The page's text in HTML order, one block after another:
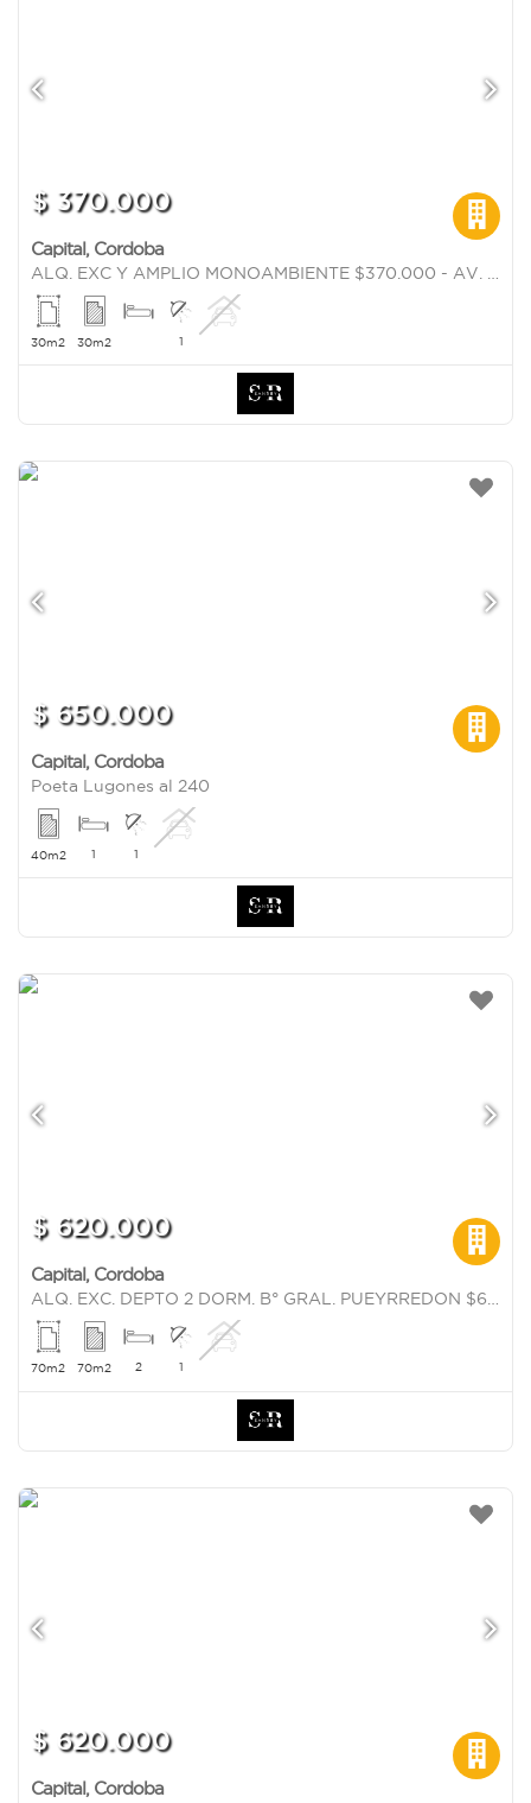
$ 370.000
Capital, Cordoba
30m2 30m2 1
$ 650.000
Capital, Cordoba
Poeta Lugones al 240
40m2 1 1
$ 620.000
Capital, Cordoba
ALQ. EXC. DEPTO 2 DORM. B° GRAL. PUEYRREDON $620.000!!!
70m2 70m2 2 1
$ 620.000
Capital, Cordoba